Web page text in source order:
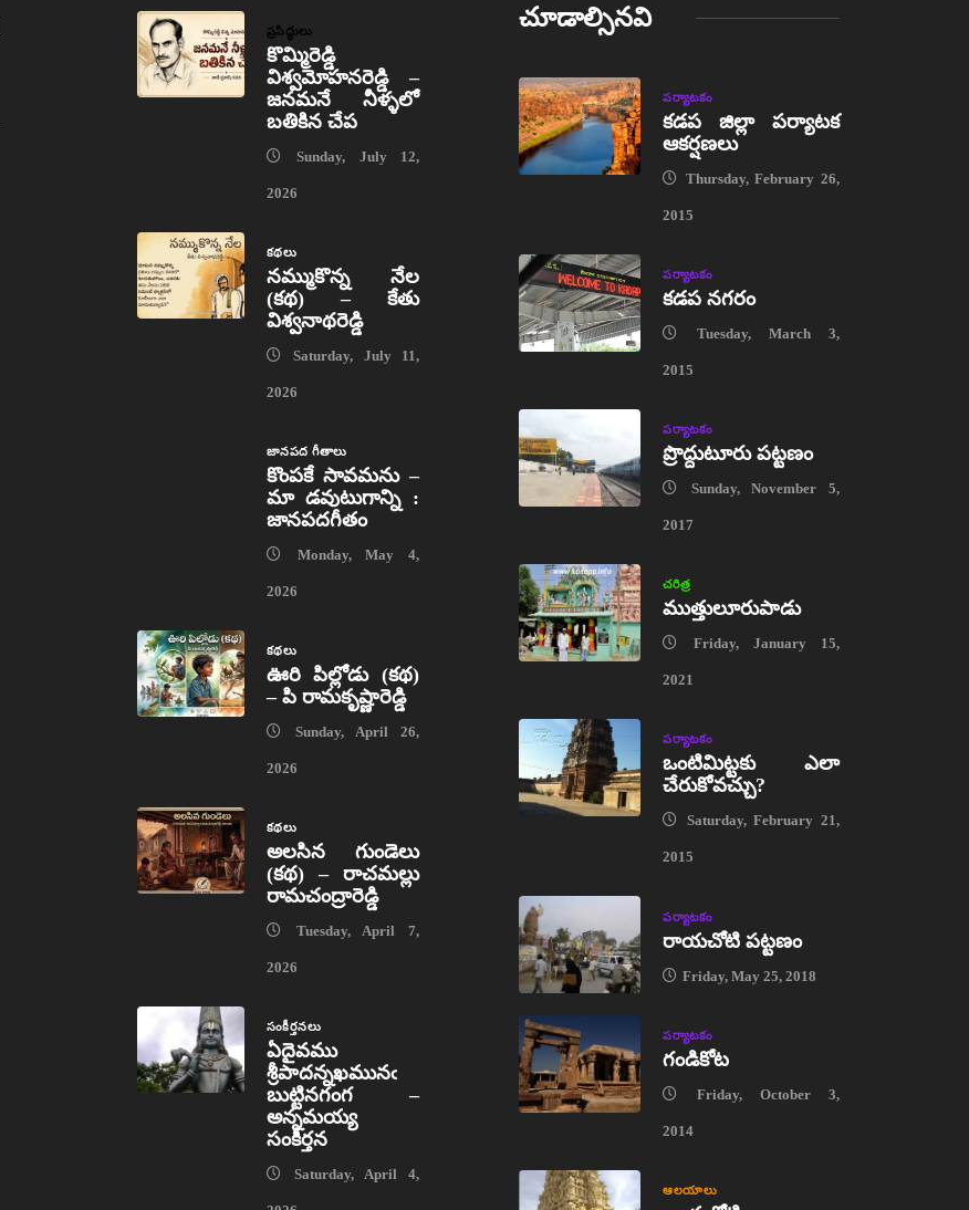
ప్రసిద్ధులు
కొమ్మిరెడ్డి
విశ్వమోహనరెడ్డి –
జనమనే నీళ్ళలో
బతికిన చేప
Sunday, July 12,
2026
కథలు
నమ్ముకొన్న నేల
(కథ) – కేతు
విశ్వనాథరెడ్డి
Saturday, July 11,
2026
జానపద గీతాలు
కొంపకే సావమను –
మా డవుటుగాన్ని :
జానపదగీతం
Monday, May 4,
2026
కథలు
ఊరి పిల్లోడు (కథ)
– పి రామకృష్ణారెడ్డి
Sunday, April 26,
2026
కథలు
అలసిన గుండెలు
(కథ) – రాచమల్లు
రామచంద్రారెడ్డి
Tuesday, April 7,
2026
సంకీర్తనలు
ఏదైవము
శ్రీపాదన్నఖమునఁ
బుట్టినగంగ –
అన్నమయ్య
సంకీర్తన
Saturday, April 4,
చూడాల్సినవి
పర్యాటకం
కడప జిల్లా పర్యాటక
ఆకర్షణలు
Thursday, February 26,
2015
పర్యాటకం
కడప నగరం
Tuesday, March 3,
2015
పర్యాటకం
ప్రొద్దుటూరు పట్టణం
Sunday, November 5,
2017
చరిత్ర
ముత్తులూరుపాడు
Friday, January 15,
2021
పర్యాటకం
ఒంటిమిట్టకు ఎలా
చేరుకోవచ్చు?
Saturday, February 21,
2015
పర్యాటకం
రాయచోటి పట్టణం
Friday, May 25, 2018
పర్యాటకం
గండికోట
Friday, October 3,
2014
ఆలయాలు